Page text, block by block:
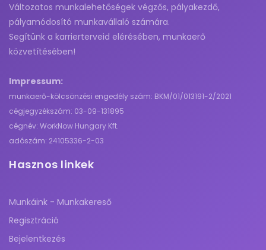
Változatos munkalehetőségek végzős, pályakezdő,
pályamódosító munkavállaló számára.
Segítünk a karrierterveid elérésében, munkaerő
közvetítésében!
Impressum:
munkaerő-kölcsönzési engedély szám: BKM/01/013191-2/2021
cégjegyzékszám: 03-09-131895
cégnév: WorkNow Hungary Kft.
adószám: 24105336-2-03
Hasznos linkek
Munkáink - Munkakereső
Regisztráció
Bejelentkezés